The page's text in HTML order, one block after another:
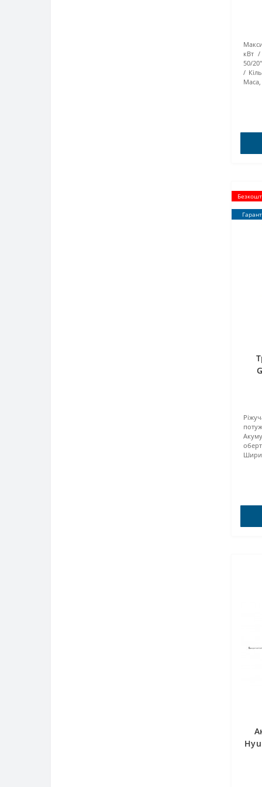
кВт
50/20''
Маса,